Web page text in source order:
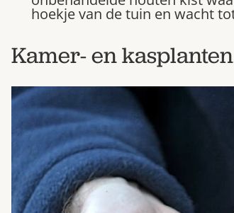
hoekje van de tuin en wacht
Kamer- en kasplanten